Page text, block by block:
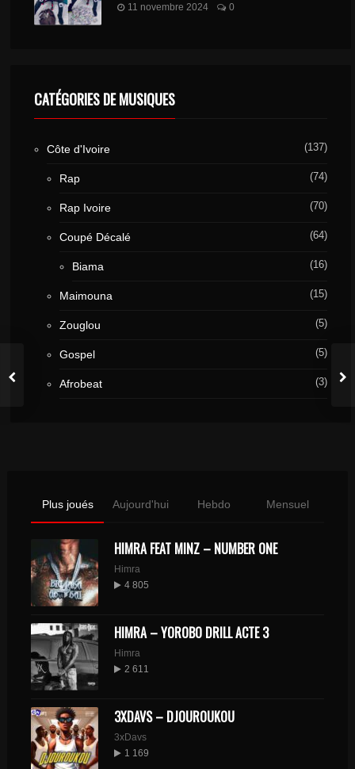
11 novembre 2024 0
CATÉGORIES DE MUSIQUES
Côte d'Ivoire (137)
Rap (74)
Rap Ivoire (70)
Coupé Décalé (64)
Biama (16)
Maimouna (15)
Zouglou (5)
Gospel (5)
Afrobeat (3)
Plus joués Aujourd'hui Hebdo Mensuel
HIMRA FEAT MINZ – NUMBER ONE
Himra
4 805
HIMRA – YOROBO DRILL ACTE 3
Himra
2 611
3XDAVS – DJOUROUKOU
3xDavs
1 169